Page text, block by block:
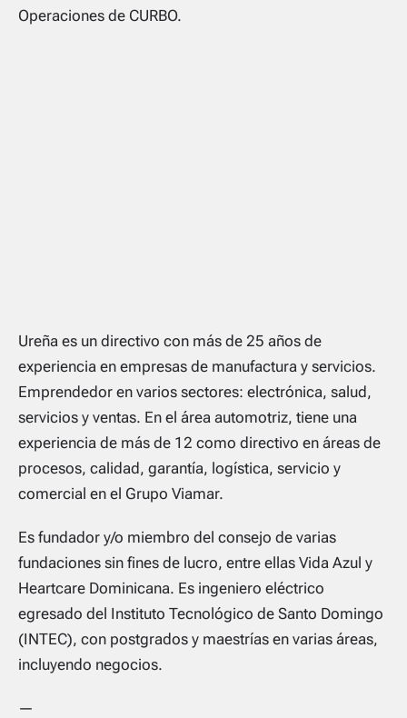
Operaciones de CURBO.
Ureña es un directivo con más de 25 años de
experiencia en empresas de manufactura y servicios.
Emprendedor en varios sectores: electrónica, salud,
servicios y ventas. En el área automotriz, tiene una
experiencia de más de 12 como directivo en áreas de
procesos, calidad, garantía, logística, servicio y
comercial en el Grupo Viamar.
Es fundador y/o miembro del consejo de varias
fundaciones sin fines de lucro, entre ellas Vida Azul y
Heartcare Dominicana. Es ingeniero eléctrico
egresado del Instituto Tecnológico de Santo Domingo
(INTEC), con postgrados y maestrías en varias áreas,
incluyendo negocios.
—